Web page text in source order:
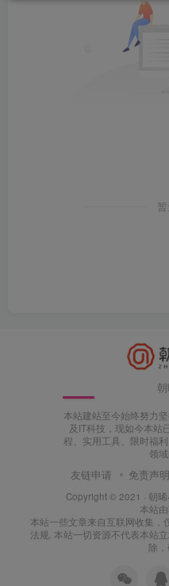
本站建站至今始终努力
及IT科技，现如今本站
程、实用工具、限时福
领
友链申请 免责声明
Copyright © 2021 · 朝
本站由
本站一些文章来自互联网收集，
法规. 本站一切资源不代表本站
除